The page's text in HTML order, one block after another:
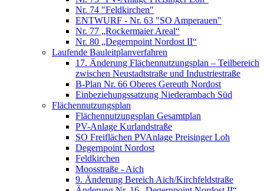
Nr. 74 "Feldkirchen"
ENTWURF - Nr. 63 "SO Amperauen"
Nr. 77 „Rockermaier Areal“
Nr. 80 „Degernpoint Nordost II“
Laufende Bauleitplanverfahren
17. Änderung Flächennutzungsplan – Teilbereich
zwischen Neustadtstraße und Industriestraße
B-Plan Nr. 66 Oberes Gereuth Nordost
Einbeziehungssatzung Niederambach Süd
Flächennutzungsplan
Flächennutzungsplan Gesamtplan
PV-Anlage Kurlandstraße
SO Freiflächen PV­Anlage Preisinger Loh
Degernpoint Nordost
Feldkirchen
Moosstraße - Aich
9. Änderung Bereich Aich/Kirchfeldstraße